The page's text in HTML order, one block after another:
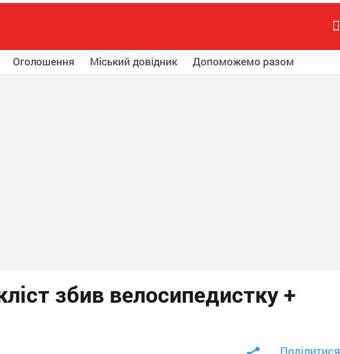
Оголошення Міський довідник Допоможемо разом
збив велосипедистку +
Поділитися